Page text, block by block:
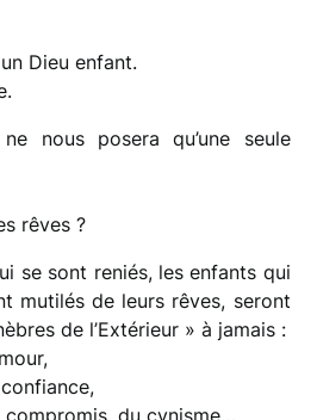
Dieu enfant.
nous posera qu’une seule
rêves ?
se sont reniés, les enfants qui
mutilés de leurs rêves, seront
de l’Extérieur » à jamais :
du cynisme…